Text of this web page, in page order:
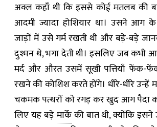
अक्ल कहाँ थी कि इससे कोई मतलब की
आदमी ज्यादा होशियार था। उसने आग
जाड़ों में उसे गर्म रखती थी और बड़े-बड़े
दुश्मन थे, भगा देती थी। इसलिए जब कभी
मर्द और औरत उसमें सूखी पत्तियाँ फेंक-
रखने की कोशिश करते होंगे। धीरे-धीरे उन्हें
चकमक पत्थरों को रगड़ कर खुद आग पैदा
लिए यह बड़ेमार्केकी बात थी, क्योंकि इसने